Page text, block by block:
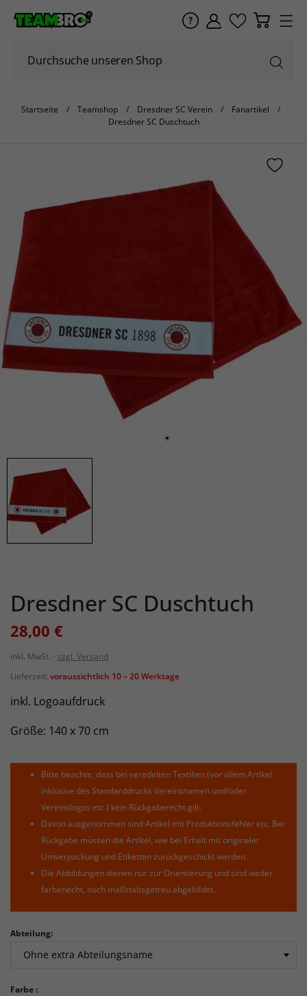
Startseite Teamshop Dresdner SC Verein
Fanartikel
Dresdner SC Duschtuch
Dresdner SC Duschtuch
28,00 €
inkl. MwSt.
zzgl. Versand
Lieferzeit: voraussichtlich 10 – 20 Werktage
inkl. Logoaufdruck
Größe: 140 x 70 cm
Bitte beachte, dass bei veredelten Textilien (vor allem Artikel
inklusive des Standarddrucks Vereinsnamen und/oder
Vereinslogos etc.) kein Rückgaberecht gilt.
Davon ausgenommen sind Artikel mit Produktionsfehler etc. Bei
Rückgabe müssen die Artikel, wie bei Erhalt mit originaler
Umverpackung und Etiketten zurückgeschickt werden.
Die Abbildungen dienen nur zur Orientierung und sind weder
farbenecht, noch maßstabsgetreu abgebildet.
Abteilung:
Farbe :